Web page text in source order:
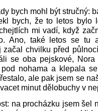
bych mohl být stručný:
bych, že to letos bylo
mi vadí, když
Ano, také letos se tu
začal chvilku před
se oba pejskové,
nohama a klepala
ale pak jsem se
minut dělobuchy v
na procházku jsem šel